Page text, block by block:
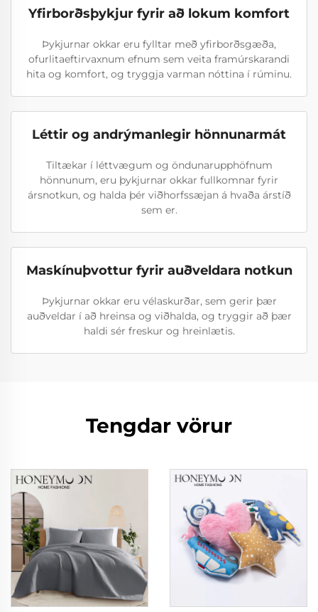
Yfirborðsþykjur fyrir að lokum komfort
Þykjurnar okkar eru fylltar með yfirborðsgæða,
ofurlitaeftirvaxnum efnum sem veita framúrskarandi
hita og komfort, og tryggja varman nóttina í rúminu.
Léttir og andrýmanlegir hönnunarmát
Tiltækar í léttvægum og öndunarupphöfnum
hönnunum, eru þykjurnar okkar fullkomnar fyrir
ársnotkun, og halda þér viðhorfssæjan á hvaða árstíð
sem er.
Maskínuþvottur fyrir auðveldara notkun
Þykjurnar okkar eru vélaskurðar, sem gerir þær
auðveldar í að hreinsa og viðhalda, og tryggir að þær
haldi sér freskur og hreinlætis.
Tengdar vörur